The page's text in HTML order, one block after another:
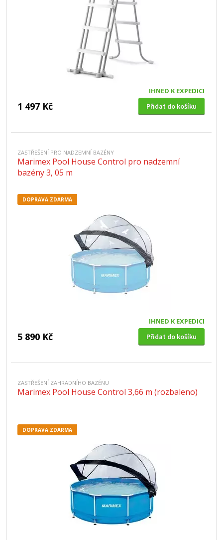
IHNED K EXPEDICI
1 497 Kč Přidat do košíku
ZASTŘEŠENÍ PRO NADZEMNÍ BAZÉNY
Marimex Pool House Control pro nadzemní
bazény 3, 05 m
DOPRAVA ZDARMA
IHNED K EXPEDICI
5 890 Kč Přidat do košíku
ZASTŘEŠENÍ ZAHRADNÍHO BAZÉNU
Marimex Pool House Control 3,66 m (rozbaleno)
DOPRAVA ZDARMA